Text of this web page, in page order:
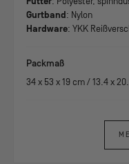
Gurtband: Nylon
Hardware: YKK
Packmaß
34x 53x19 cm /13.4x